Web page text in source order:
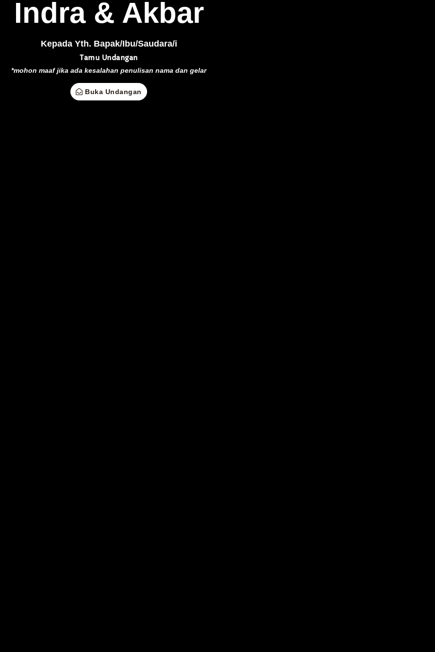
SABTU, 06 JULI 2024
Simpan di Kalender
Indra & Akbar
Kepada Yth. Bapak/Ibu/Saudara/i
Tamu Undangan
*mohon maaf jika ada kesalahan penulisan nama dan gelar
Buka Undangan